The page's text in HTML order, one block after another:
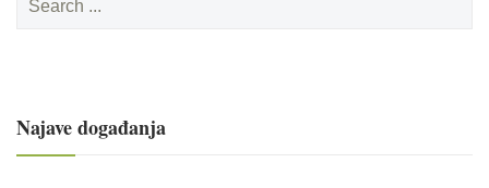
for:
Najave događanja